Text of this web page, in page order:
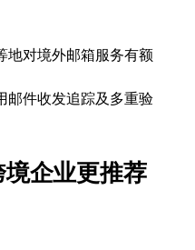
地对境外邮箱服务有额
邮件收发追踪及多重验
境企业更推荐